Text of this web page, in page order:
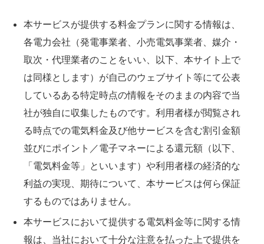
本サービスが提供する料金プランに関する情報は、
各電力会社（発電事業者、小売電気事業者、媒介・
取次・代理業者のことをいい、以下、本サイト上で
は同様とします）が自己のウェブサイト等にて公表
しているある特定時点の情報をそのままの内容で当
社が独自に収集したものです。利用者様が閲覧され
る時点での電気料金及び他サービスを含む割引金額
並びにポイント／電子マネーによる還元額（以下、
「電気料金等」といいます）や利用者様の経済的な
利益の実現、期待について、本サービスは何ら保証
するものではありません。
本サービスにおいて提供する電気料金等に関する情
報は、当社において十分な注意を払った上で提供を